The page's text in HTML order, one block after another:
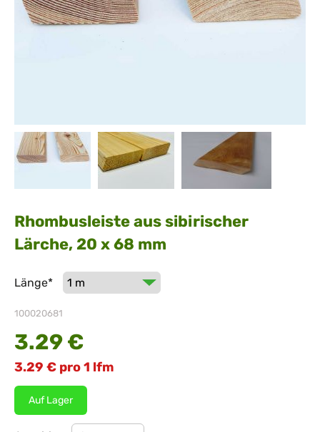
Rhombusleiste aus sibirischer
Lärche, 20 x 68 mm
Pflichtfeld
Länge*
100020681
3.29€
3.29 € pro 1 lfm
Auf Lager